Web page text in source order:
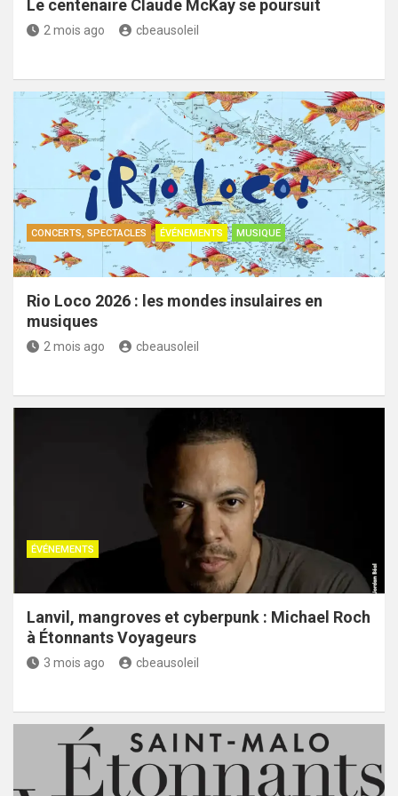
Le centenaire Claude McKay se poursuit
2 mois ago cbeausoleil
CONCERTS, SPECTACLES ÉVÉNEMENTS MUSIQUE
Rio Loco 2026 : les mondes insulaires en
musiques
2 mois ago cbeausoleil
ÉVÉNEMENTS
Lanvil, mangroves et cyberpunk : Michael Roch
à Étonnants Voyageurs
3 mois ago cbeausoleil